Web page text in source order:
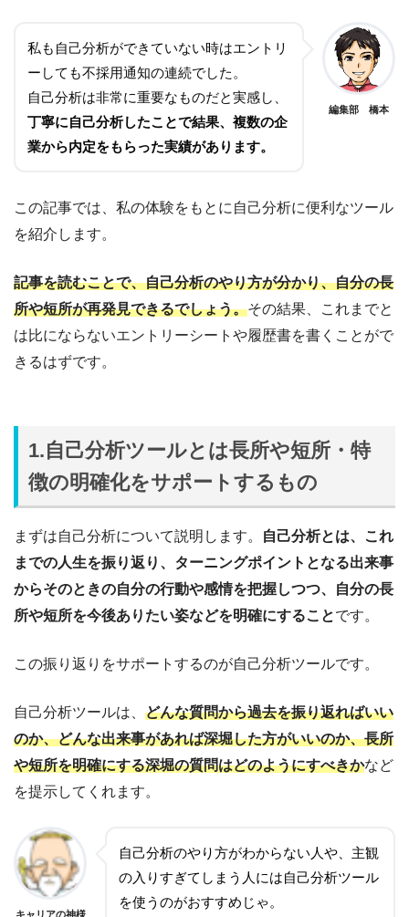
私も自己分析ができていない時はエントリ
ーしても不採用通知の連続でした。
自己分析は非常に重要なものだと実感し、
丁寧に自己分析したことで結果、複数の企
業から内定をもらった実績があります。
編集部 橋本
この記事では、私の体験をもとに自己分析に便利なツール
を紹介します。
記事を読むことで、自己分析のやり方が分かり、自分の長
所や短所が再発見できるでしょう。その結果、これまでと
は比にならないエントリーシートや履歴書を書くことがで
きるはずです。
1.自己分析ツールとは長所や短所・特
徴の明確化をサポートするもの
まずは自己分析について説明します。
自己分析とは、これ
までの人生を振り返り、ターニングポイントとなる出来事
からそのときの自分の行動や感情を把握しつつ、自分の長
所や短所を今後ありたい姿などを明確にすることです。
この振り返りをサポートするのが自己分析ツールです。
自己分析ツールは、 どんな質問から過去を振り返ればいい
のか、どんな出来事があれば深堀した方がいいのか、長所
や短所を明確にする深堀の質問はどのようにすべきかなど
を提示してくれます。
キャリアの神様
自己分析のやり方がわからない人や、主観
の入りすぎてしまう人には自己分析ツール
を使うのがおすすめじゃ。